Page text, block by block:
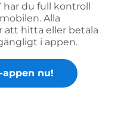
har du full kontroll
Alla
att hitta eller betala
i appen.
appen nu!